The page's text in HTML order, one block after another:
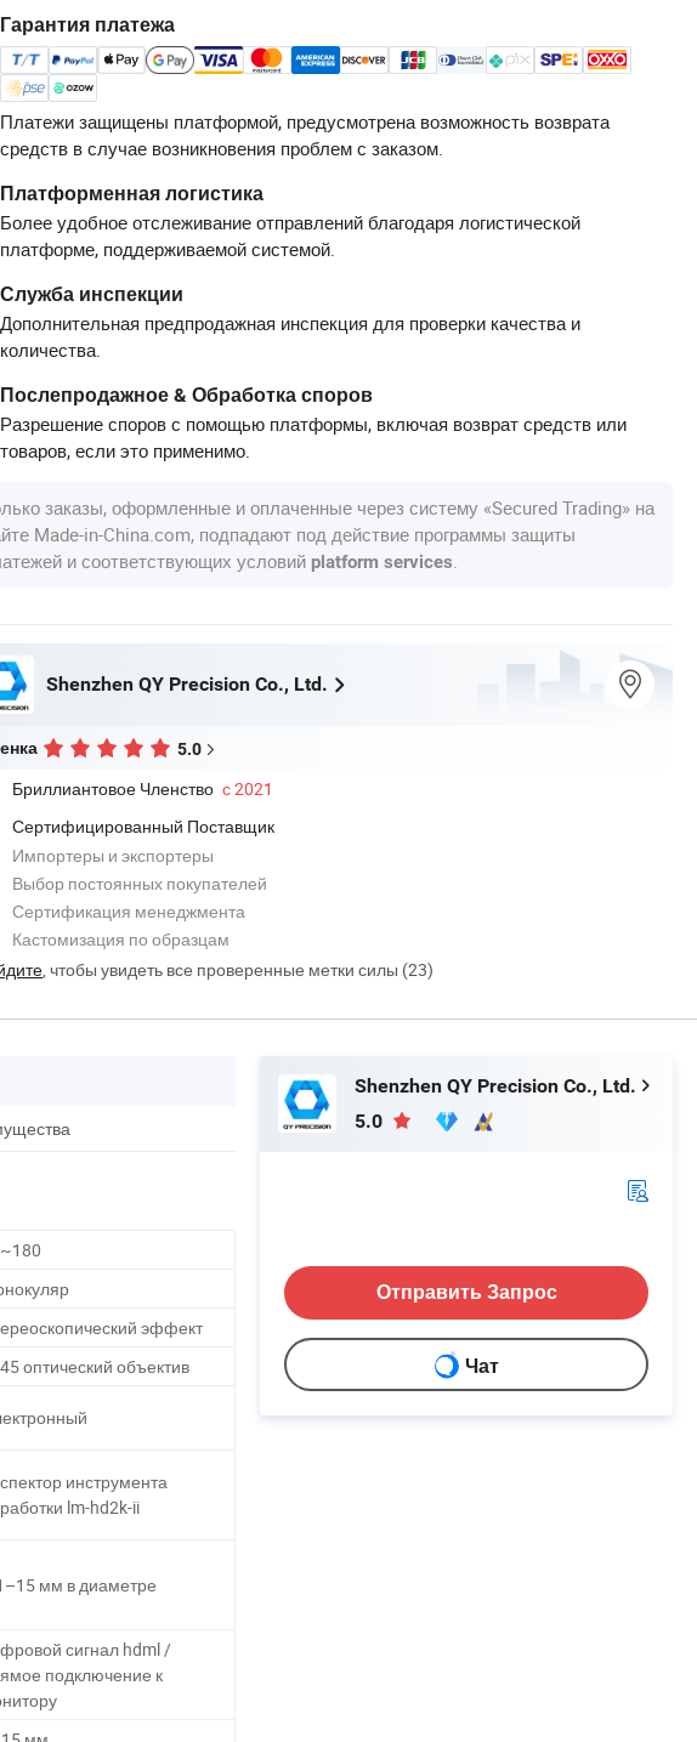
Гарантия платежа
Платежи защищены платформой, предусмотрена возможность возврата
средств в случае возникновения проблем с заказом.
Платформенная логистика
Более удобное отслеживание отправлений благодаря логистической
платформе, поддерживаемой системой.
Служба инспекции
Дополнительная предпродажная инспекция для проверки качества и
количества.
Послепродажное & Обработка споров
Разрешение споров с помощью платформы, включая возврат средств или
товаров, если это применимо.
заказы, оформленные и оплаченные через систему «Secured Trading» на
Made-in-China.com, подпадают под действие программы защиты
и соответствующих условий platform services
Shenzhen QY Precision Co., Ltd.
5.0
Бриллиантовое Членство с 2021
Сертифицированный Поставщик
Импортеры и экспортеры
Выбор постоянных покупателей
Сертификация менеджмента
Кастомизация по образцам
, чтобы увидеть все проверенные метки силы (23)
эффект
оптический объектив
инструмента
lm-hd2k-ii
мм в диаметре
сигнал hdml /
подключение к
Shenzhen QY Precision Co., Ltd.
5.0
Отправить Запрос
Чат